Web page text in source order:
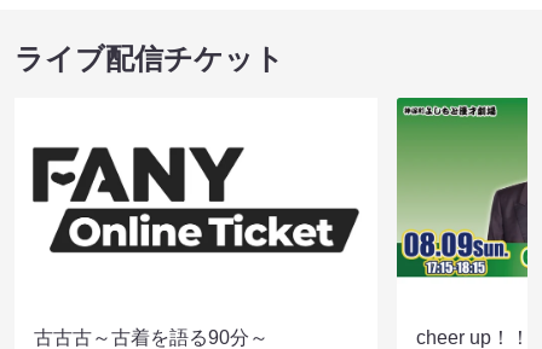
ライブ配信チケット
古古古～古着を語る90分～
cheer up！